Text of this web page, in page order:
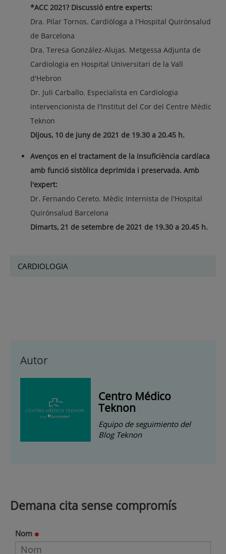
*ACC 2021? Discussió entre experts:
Dra. Pilar Tornos. Cardiòloga a l'Hospital Quirónsalud
de Barcelona
Dra. Teresa González-Alujas. Metgessa Adjunta de
Cardiologia en Hospital Universitari de la Vall
d'Hebron
Dr. Juli Carballo. Especialista en Cardiologia
intervencionista de l'Institut del Cor del Centre Mèdic
Teknon
Dijous, 10 de juny de 2021 de 19.30 a 20.45 h.
Avenços en el tractament de la insuficiència cardíaca
amb funció sistòlica deprimida i preservada. Amb
l'expert:
Dr. Fernando Cereto. Mèdic Internista de l'Hospital
Quirónsalud Barcelona
Dimarts, 21 de setembre de 2021 de 19.30 a 20.45 h.
CARDIOLOGIA
Autor
Centro Médico
Teknon
Equipo de seguimiento del
Blog Teknon
Demana cita sense compromís
Nom